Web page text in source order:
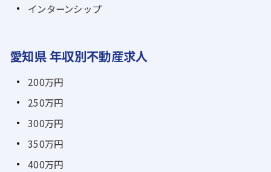
インターンシップ
愛知県 年収別不動産求人
200万円
250万円
300万円
350万円
400万円